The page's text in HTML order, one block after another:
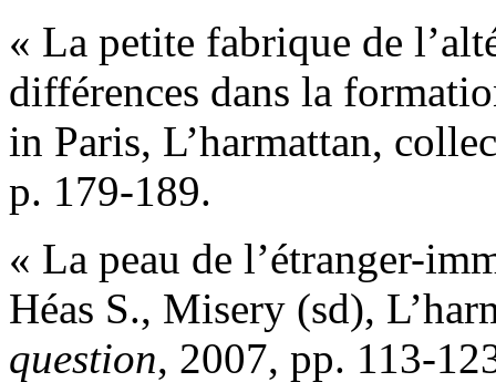
« La petite fabrique de
différences dans la
in Paris, L’harmattan,
p. 179-189.
« La peau de l’étranger-
Héas S., Misery (sd),
question, 2007, pp. 113-